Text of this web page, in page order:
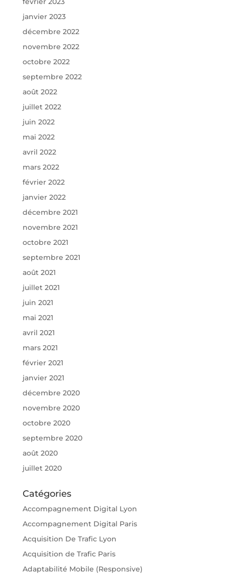
janvier 2023
décembre 2022
novembre 2022
octobre 2022
septembre 2022
août 2022
juillet 2022
juin 2022
mai 2022
avril 2022
mars 2022
février 2022
janvier 2022
décembre 2021
novembre 2021
octobre 2021
septembre 2021
août 2021
juillet 2021
juin 2021
mai 2021
avril 2021
mars 2021
février 2021
janvier 2021
décembre 2020
novembre 2020
octobre 2020
septembre 2020
août 2020
juillet 2020
Catégories
Accompagnement Digital Lyon
Accompagnement Digital Paris
Acquisition De Trafic Lyon
Acquisition de Trafic Paris
Adaptabilité Mobile (Responsive)